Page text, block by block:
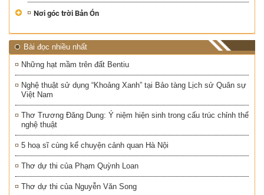
Nơi góc trời Bản Ón
Bài đọc nhiều nhất
Những hạt mầm trên đất Bentiu
Nghệ thuật sử dụng “Khoảng Xanh” tại Bảo tàng Lịch sử Quân sự
Việt Nam
Thơ Trương Đăng Dung: Ý niệm hiện sinh trong cấu trúc chỉnh thể
nghệ thuật
5 hoạ sĩ cùng kể chuyện cảnh quan Hà Nội
Thơ dự thi của Phạm Quỳnh Loan
Thơ dự thi của Nguyễn Văn Song